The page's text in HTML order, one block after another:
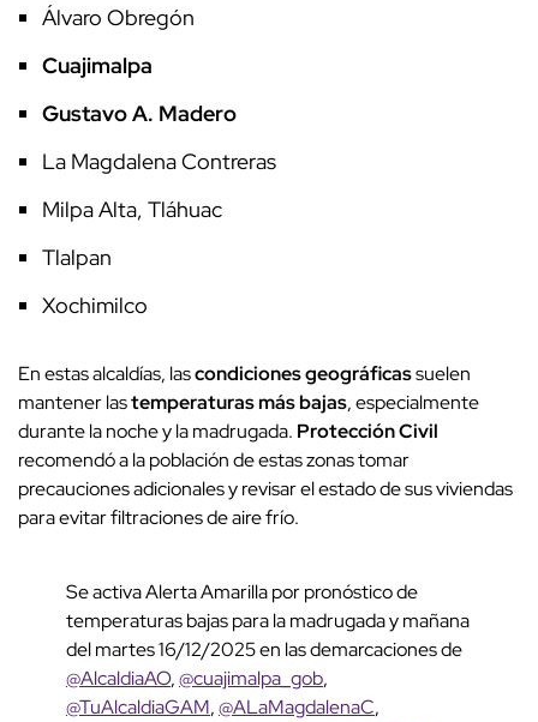
Álvaro Obregón
Cuajimalpa
Gustavo A. Madero
La Magdalena Contreras
Milpa Alta, Tláhuac
Tlalpan
Xochimilco
En estas alcaldías, lascondiciones geográficassuelen
mantener lastemperaturas más bajas, especialmente
durante la noche y la madrugada. Protección Civil
recomendó a la población de estas zonas tomar
precauciones adicionales y revisar el estado de sus viviendas
para evitar filtraciones de aire frío.
Se activa Alerta Amarilla por pronóstico de
temperaturas bajas para la madrugada y mañana
del martes 16/12/2025 en las demarcaciones de
@AlcaldiaAO,@cuajimalpa_gob,
@TuAlcaldiaGAM,@ALaMagdalenaC,